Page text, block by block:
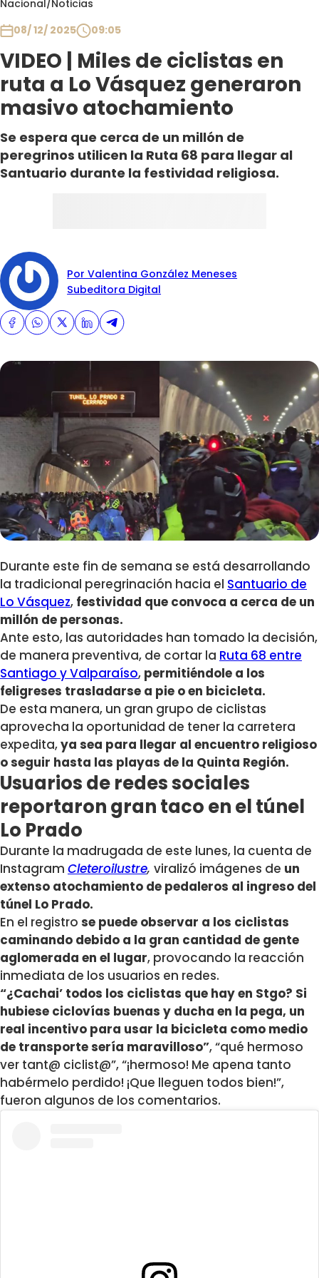
Nacional/Noticias
08/ 12/ 2025
09:05
VIDEO | Miles de ciclistas en
ruta a Lo Vásquez generaron
masivo atochamiento
Se espera que cerca de un millón de
peregrinos utilicen la Ruta 68 para llegar al
Santuario durante la festividad religiosa.
Por Valentina González Meneses
Subeditora Digital
Durante este fin de semana se está desarrollando
la tradicional peregrinación hacia el Santuario de
Lo Vásquez, festividad que convoca a cerca de un
millón de personas.
Ante esto, las autoridades han tomado la decisión,
de manera preventiva, de cortar la Ruta 68 entre
Santiago y Valparaíso, permitiéndole a los
feligreses trasladarse a pie o en bicicleta.
De esta manera, un gran grupo de ciclistas
aprovecha la oportunidad de tener la carretera
expedita,ya sea para llegar al encuentro religioso
o seguir hasta las playas de la Quinta Región.
Usuarios de redes sociales
reportaron gran taco en el túnel
Lo Prado
Durante la madrugada de este lunes, la cuenta de
Instagram Cleteroilustre, viralizó imágenes de un
extenso atochamiento de pedaleros al ingreso del
túnel Lo Prado.
En el registro se puede observar a los ciclistas
caminando debido a la gran cantidad de gente
aglomerada en el lugar, provocando la reacción
inmediata de los usuarios en redes.
“¿Cachai’ todos los ciclistas que hay en Stgo? Si
hubiese ciclovías buenas y ducha en la pega, un
real incentivo para usar la bicicleta como medio
de transporte sería maravilloso”, “qué hermoso
ver tant@ ciclist@”, “¡hermoso! Me apena tanto
habérmelo perdido! ¡Que lleguen todos bien!”,
fueron algunos de los comentarios.
Club De La Comedia
Contigo en Directo
Plan Perfecto
El Tiempo
Sabingo
Todos Los Programas